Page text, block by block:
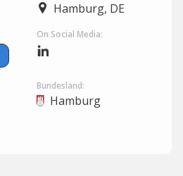
Hamburg, DE
On Social Media:
Bundesland:
Hamburg